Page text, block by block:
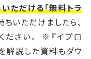
ただける「無料トラ
いただけましたら、
ださい。 ※『イプロ
解説した資料もダウ